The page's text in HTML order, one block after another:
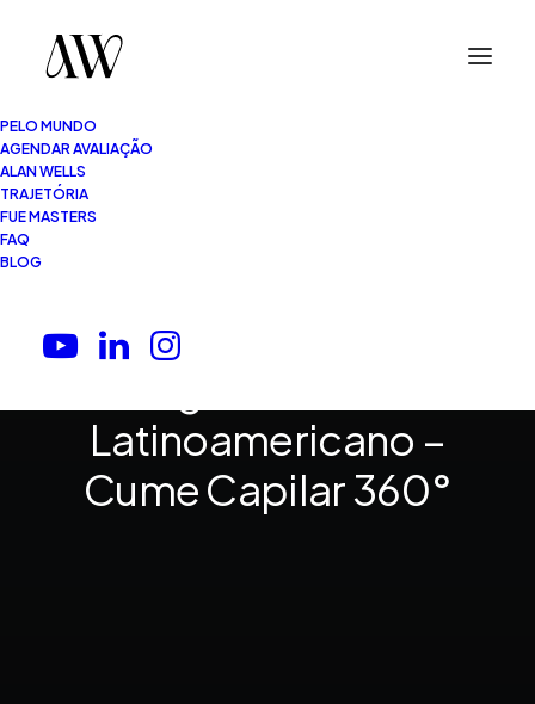
PELO MUNDO
AGENDAR AVALIAÇÃO
ALAN WELLS
TRAJETÓRIA
FUE MASTERS
FAQ
BLOG
Destaque no 4º
Latinoamericano –
Cume Capilar 360°